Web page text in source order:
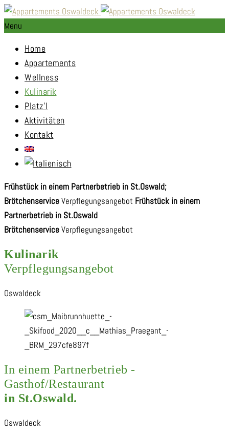
Menu
Home
Appartements
Wellness
Kulinarik
Platz’l
Aktivitäten
Kontakt
Frühstück in einem Partnerbetrieb in St.Oswald;
BrötchenserviceVerpflegungsangebot Frühstück in einem
Partnerbetrieb in St.Oswald
BrötchenserviceVerpflegungsangebot
Kulinarik
Verpflegungsangebot
In einem Partnerbetrieb -
Gasthof/Restaurant
in St.Oswald.